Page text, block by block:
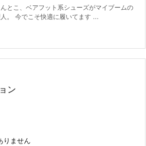
とこ、ベアフット系シューズがマイブームの
。 今でこそ快適に履いてます ...
ン
りません